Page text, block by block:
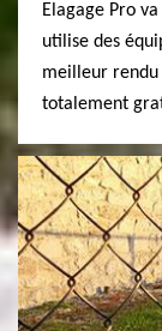
Elagage Pro
utilise des
meilleur rendu
totalement